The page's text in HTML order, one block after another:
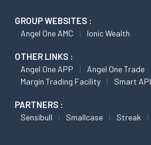
GROUP WEBSITES :
Angel One AMC Ionic Wealth
OTHER LINKS :
Angel One APP Angel One Trade
Margin Trading Facility
Smart API
PARTNERS :
Sensibull Smallcase Streak